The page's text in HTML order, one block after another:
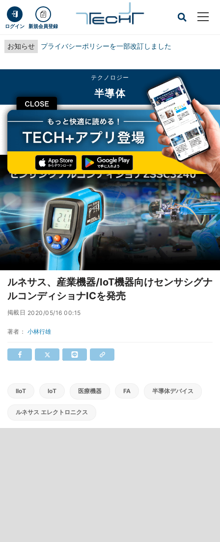
ログイン 新規会員登録
お知らせ プライバシーポリシーを一部改訂しました
CLOSE
テクノロジー
半導体
TECH+ テクノロジー
半導体
ルネサス、産業機器/IoT機器向けセンサシグナルコンディショナICを発売
ルネサス、産業機器/IoT機器向けセンサシグナ
ルコンディショナICを発売
掲載日 2020/05/16 00:15
著者： 小林行雄
IIoT IoT 医療機器 FA 半導体デバイス
ルネサス エレクトロニクス